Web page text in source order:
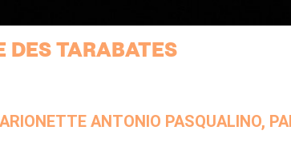
DES TARABATES
ANTONIO PASQUALINO,